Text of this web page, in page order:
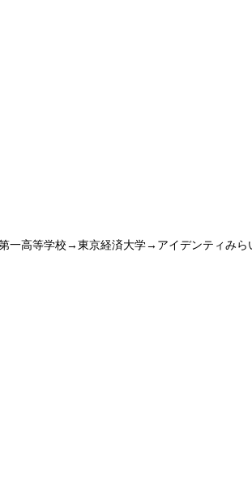
一高等学校→東京経済大学→アイデンティみ